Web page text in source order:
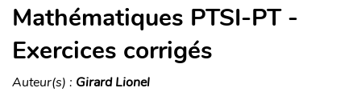
Mathématiques PTSI-PT -
Exercices corrigés
Auteur(s) : Girard Lionel